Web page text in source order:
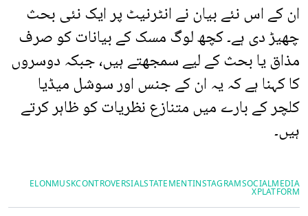
ان کے اس نئے بیان نے انٹرنیٹ پر ایک نئی بحث
چھیڑ دی ہے۔ کچھ لوگ مسک کے بیانات کو صرف
مذاق یا بحث کے لیے سمجھتے ہیں، جبکہ دوسروں
کا کہنا ہے کہ یہ ان کے جنس اور سوشل میڈیا
کلچر کے بارے میں متنازع نظریات کو ظاہر کرتے
ہیں۔
SOCIALMEDIA
INSTAGRAM
CONTROVERSIALSTATEMENT
ELONMUSK
XPLATFORM